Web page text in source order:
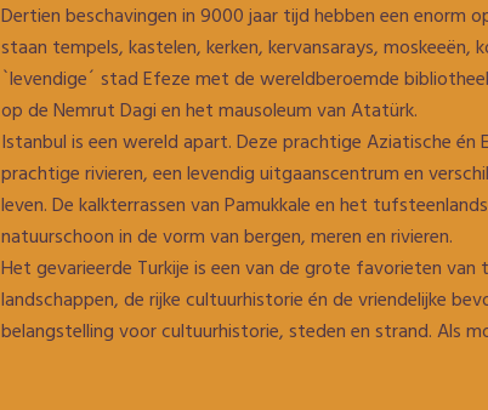
Dertien beschavingen in 9000 jaar tijd hebben een enorm
staan tempels, kastelen, kerken, kervansarays,
`levendige´ stad Efeze met de wereldberoemde
op de Nemrut Dagi en het mausoleum van Atatürk.
Istanbul is een wereld apart. Deze prachtige Aziatische
prachtige rivieren, een levendig uitgaanscentrum en
leven. De kalkterrassen van Pamukkale en het
natuurschoon in de vorm van bergen, meren en rivieren.
Het gevarieerde Turkije is een van de grote favorieten
landschappen, de rijke cultuurhistorie én de vriendelijke
belangstelling voor cultuurhistorie, steden en strand. Als